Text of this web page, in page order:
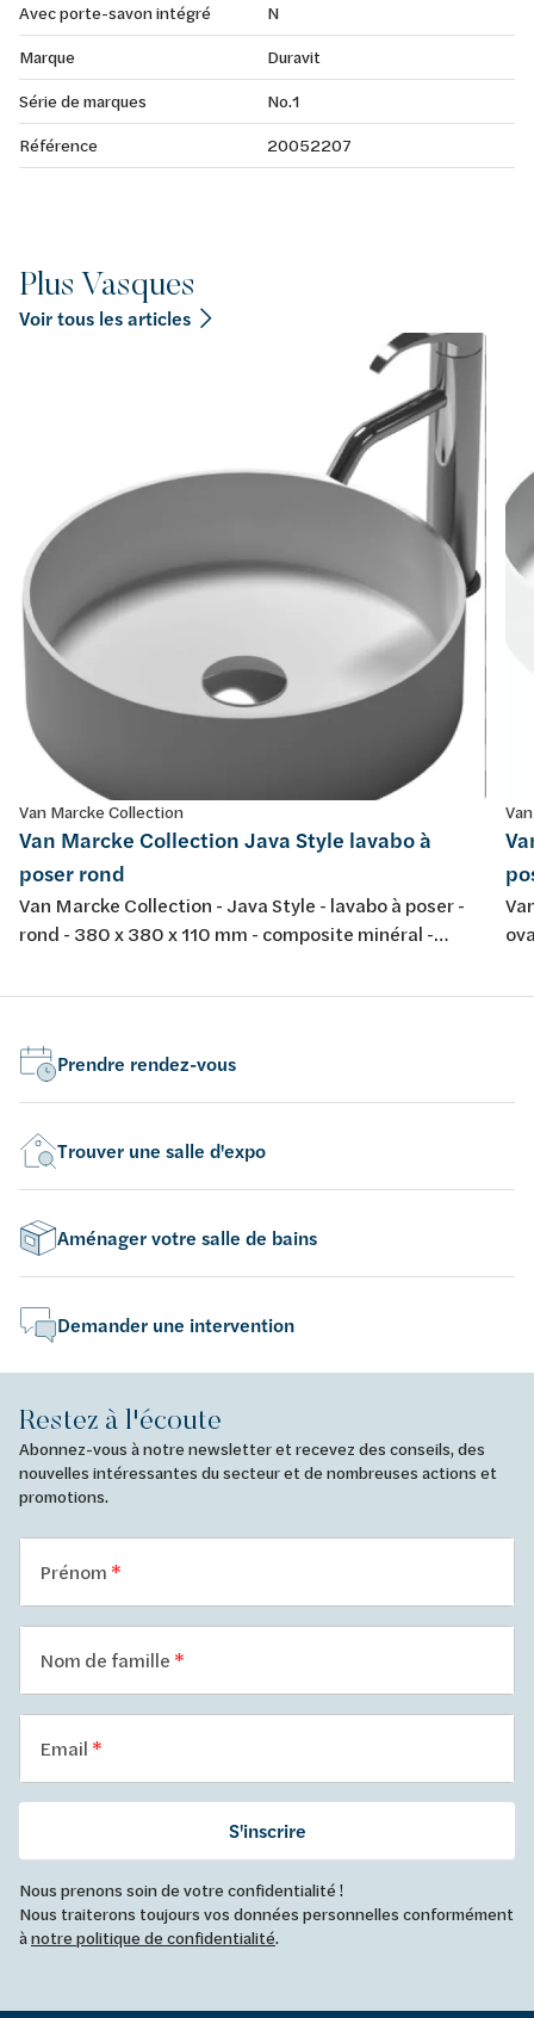
Avec porte-savon intégré
N
Marque
Duravit
Série de marques
No.1
Référence
20052207
Plus Vasques
Voir tous les articles
Van Marcke Collection
Van Marcke Collection Java Style lavabo à
poser rond
Van Marcke Collection - Java Style - lavabo à poser -
rond - 380 x 380 x 110 mm - composite minéral -
Prendre rendez-vous
Trouver une salle d'expo
Aménager votre salle de bains
Demander une intervention
Restez à l'écoute
Abonnez-vous à notre newsletter et recevez des conseils, des
nouvelles intéressantes du secteur et de nombreuses actions et
promotions.
Prénom
Nom de famille
Email
S'inscrire
Nous prenons soin de votre confidentialité !
Nous traiterons toujours vos données personnelles conformément
ànotre politique de confidentialité.